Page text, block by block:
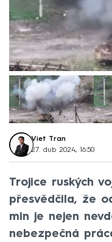
Viet Tran
27. dub 2024, 16:50
Trojice ruských
přesvědčila, že
min je nejen
nebezpečná